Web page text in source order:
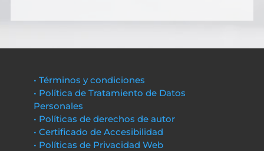
• Términos y condiciones
• Política de Tratamiento de Datos
Personales
• Políticas de derechos de autor
• Certificado de Accesibilidad
• Políticas de Privacidad Web